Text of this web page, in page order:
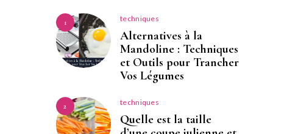
1 techniques
Alternatives à la
Mandoline : Techniques
et Outils pour Trancher
Vos Légumes
2 techniques
Quelle est la taille